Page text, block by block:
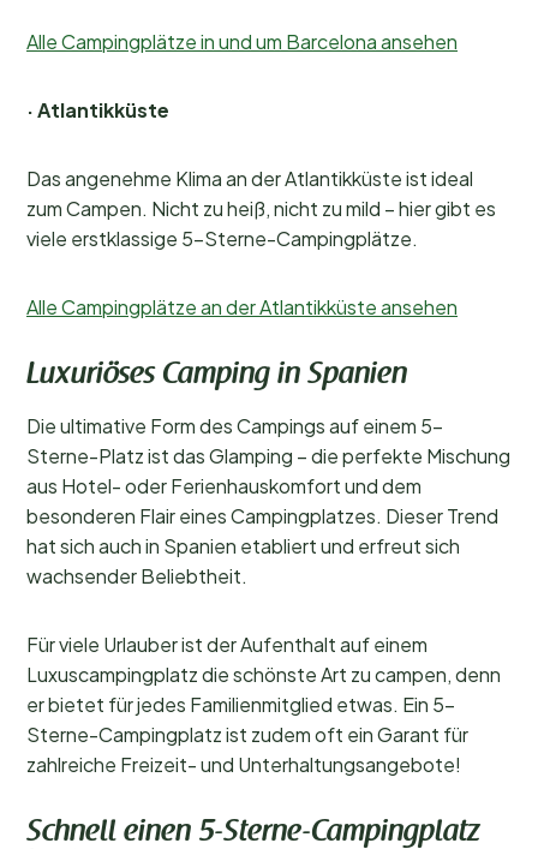
Alle Campingplätze in und um Barcelona ansehen
· Atlantikküste
Das angenehme Klima an der Atlantikküste ist ideal
zum Campen. Nicht zu heiß, nicht zu mild – hier gibt es
viele erstklassige 5-Sterne-Campingplätze.
Alle Campingplätze an der Atlantikküste ansehen
Luxuriöses Camping in Spanien
Die ultimative Form des Campings auf einem 5-
Sterne-Platz ist das Glamping – die perfekte Mischung
aus Hotel- oder Ferienhauskomfort und dem
besonderen Flair eines Campingplatzes. Dieser Trend
hat sich auch in Spanien etabliert und erfreut sich
wachsender Beliebtheit.
Für viele Urlauber ist der Aufenthalt auf einem
Luxuscampingplatz die schönste Art zu campen, denn
er bietet für jedes Familienmitglied etwas. Ein 5-
Sterne-Campingplatz ist zudem oft ein Garant für
zahlreiche Freizeit- und Unterhaltungsangebote!
Schnell einen 5-Sterne-Campingplatz